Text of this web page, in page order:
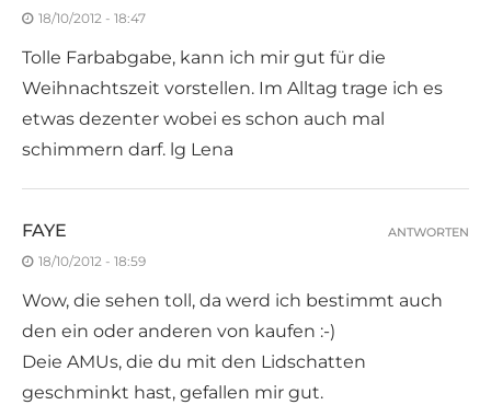
18/10/2012 - 18:47
Tolle Farbabgabe, kann ich mir gut für die
Weihnachtszeit vorstellen. Im Alltag trage ich es
etwas dezenter wobei es schon auch mal
schimmern darf. lg Lena
FAYE
18/10/2012 - 18:59
Wow, die sehen toll, da werd ich bestimmt auch
den ein oder anderen von kaufen :-)
Deie AMUs, die du mit den Lidschatten
geschminkt hast, gefallen mir gut.
ANTWORTEN